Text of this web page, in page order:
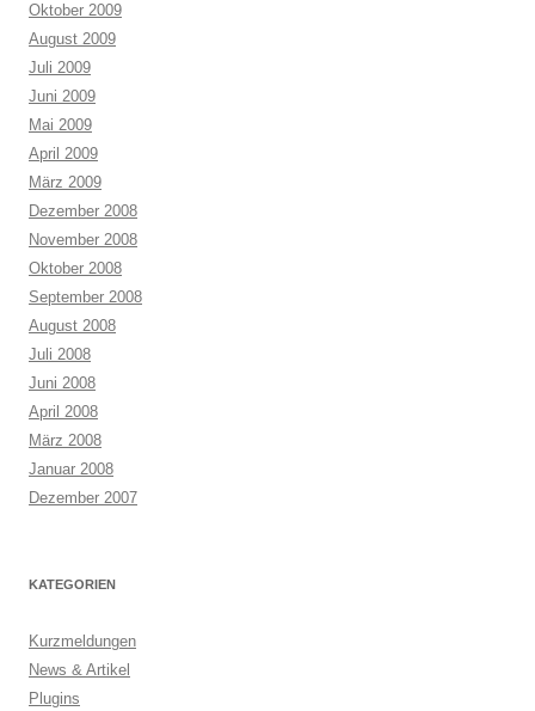
Oktober 2009
August 2009
Juli 2009
Juni 2009
Mai 2009
April 2009
März 2009
Dezember 2008
November 2008
Oktober 2008
September 2008
August 2008
Juli 2008
Juni 2008
April 2008
März 2008
Januar 2008
Dezember 2007
KATEGORIEN
Kurzmeldungen
News & Artikel
Plugins